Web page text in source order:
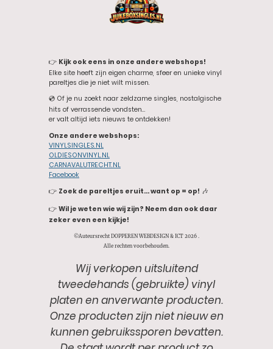
👉 Kijk ook eens in onze andere webshops!
Elke site heeft zijn eigen charme, sfeer en unieke vinyl
pareltjes die je niet wilt missen.
💿 Of je nu zoekt naar zeldzame singles, nostalgische
hits of verrassende vondsten…
er valt altijd iets nieuws te ontdekken!
Onze andere webshops:
VINYLSINGLES.NL
OLDIESONVINYL.NL
CARNAVALUTRECHT.NL
Facebook
👉 Zoek de pareltjes eruit… want op = op! 🎶
👉 Wil je weten wie wij zijn? Neem dan ook daar
zeker even een kijkje!
©Auteursrecht DOPPEREN WEBDESIGN & ICT 2026 .
Alle rechten voorbehouden.
Wij verkopen uitsluitend
tweedehands (gebruikte) vinyl
platen en anverwante producten.
Onze producten zijn niet nieuw en
kunnen gebruikssporen bevatten.